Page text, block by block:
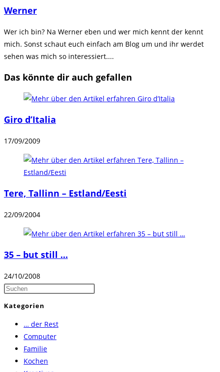
Werner
Wer ich bin? Na Werner eben und wer mich kennt der kennt
mich. Sonst schaut euch einfach am Blog um und ihr werdet
sehen was mich so interessiert....
Das könnte dir auch gefallen
Giro d’Italia
17/09/2009
Tere, Tallinn – Estland/Eesti
22/09/2004
35 – but still …
24/10/2008
Press
Kategorien
… der Rest
Computer
Familie
Kochen